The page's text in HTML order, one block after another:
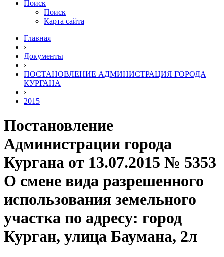
Поиск
Поиск
Карта сайта
Главная
›
Документы
›
ПОСТАНОВЛЕНИЕ АДМИНИСТРАЦИЯ ГОРОДА
КУРГАНА
›
2015
Постановление
Администрации города
Кургана от 13.07.2015 № 5353
О смене вида разрешенного
использования земельного
участка по адресу: город
Курган, улица Баумана, 2л